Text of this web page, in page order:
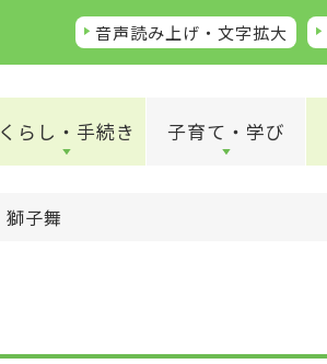
音声読み上げ・文字拡大
くらし・手続き 子育て・学び
獅子舞